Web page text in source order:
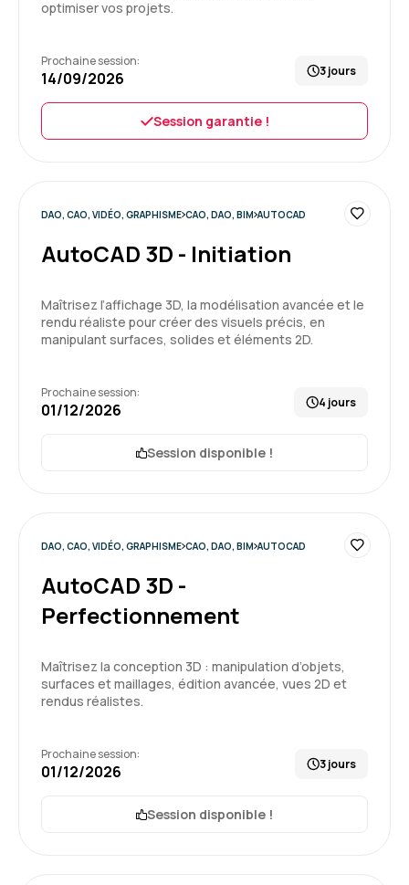
optimiser vos projets.
Prochaine session:
14/09/2026 3 jours
Session garantie !
DAO, CAO, VIDÉO, GRAPHISME CAO, DAO, BIM AUTOCAD
AutoCAD 3D - Initiation
Maîtrisez l’affichage 3D, la modélisation avancée et le
rendu réaliste pour créer des visuels précis, en
manipulant surfaces, solides et éléments 2D.
Prochaine session:
01/12/2026 4 jours
Session disponible !
DAO, CAO, VIDÉO, GRAPHISME CAO, DAO, BIM AUTOCAD
AutoCAD 3D -
Perfectionnement
Maîtrisez la conception 3D : manipulation d’objets,
surfaces et maillages, édition avancée, vues 2D et
rendus réalistes.
Prochaine session:
01/12/2026 3 jours
Session disponible !